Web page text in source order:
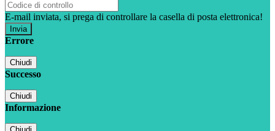
E-mail inviata, si prega di controllare la casella di posta elettronica!
Errore
Chiudi
Successo
Chiudi
Informazione